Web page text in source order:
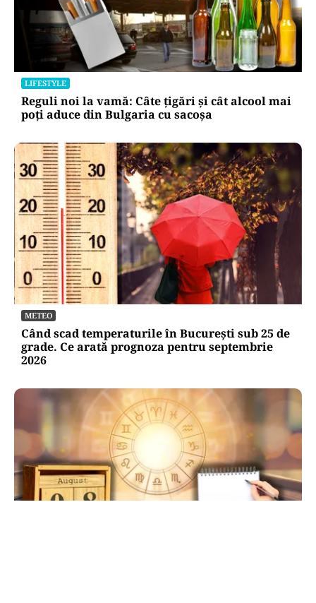
LIFESTYLE
Reguli noi la vamă: Câte țigări și cât alcool mai
poți aduce din Bulgaria cu sacoșa
METEO
Când scad temperaturile în București sub 25 de
grade. Ce arată prognoza pentru septembrie
2026